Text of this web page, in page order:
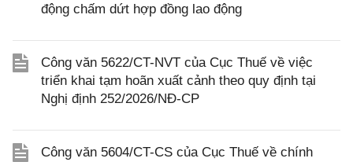
động chấm dứt hợp đồng lao động
Công văn 5622/CT-NVT của Cục Thuế về việc
triển khai tạm hoãn xuất cảnh theo quy định tại
Nghị định 252/2026/NĐ-CP
Công văn 5604/CT-CS của Cục Thuế về chính